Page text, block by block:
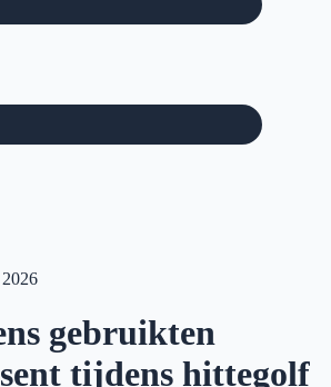
gebruikten
tijdens hittegolf